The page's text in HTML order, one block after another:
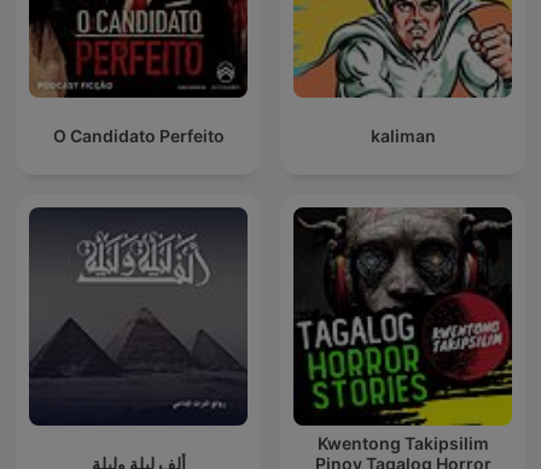
O Candidato Perfeito kaliman
ألف ليلة وليلة
Kwentong Takipsilim
Pinoy Tagalog Horror